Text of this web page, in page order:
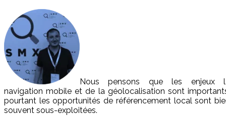
Nous pensons que les enjeux
navigation mobile et de la géolocalisation sont
pourtant les opportunités de référencement local sont
souvent sous-exploitées.